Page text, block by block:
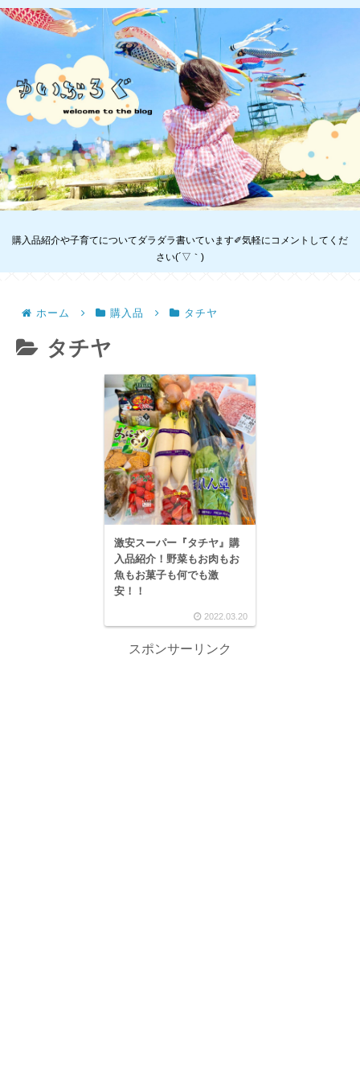
購入品紹介や子育てについてダラダラ書いています✐気軽にコメントしてくだ
さい(´▽｀)
ホーム 購入品 タチヤ
タチヤ
激安スーパー『タチヤ』購
入品紹介！野菜もお肉もお
魚もお菓子も何でも激
安！！
2022.03.20
スポンサーリンク